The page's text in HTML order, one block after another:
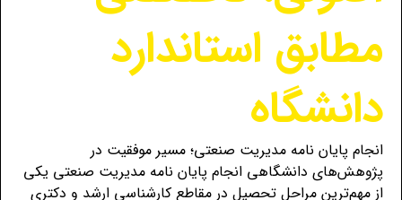
مطابق استاندارد
دانشگاه
انجام پایان نامه مدیریت صنعتی؛ مسیر موفقیت در
پژوهش‌های دانشگاهی انجام پایان نامه مدیریت صنعتی یکی
از مهم‌ترین مراحل تحصیل در مقاطع کارشناسی ارشد و دکتری